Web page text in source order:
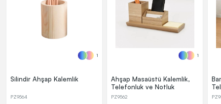
1
Silindir Ahşap Kalemlik
PZ9564
1
Ahşap Masaüstü Kalemlik,
Telefonluk ve Notluk
PZ9562